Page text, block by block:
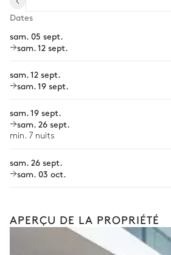
Mediterranéen
Chef à domicile
Bien-être à domicile
Location de vélo
Sports nautiques
Les services et expériences proposés
Dates
sam. 05 sept.
sam. 12 sept.
sam. 12 sept.
sam. 19 sept.
sam. 19 sept.
sam. 26 sept.
min. 7 nuits
sam. 26 sept.
sam. 03 oct.
APERÇU DE LA PROPRIÉTÉ